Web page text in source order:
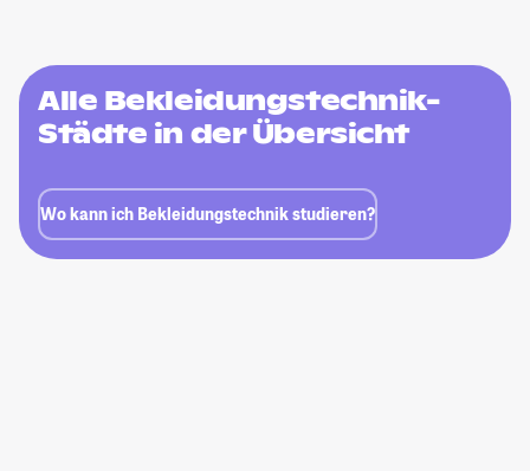
Alle Bekleidungstechnik-
Städte in der Übersicht
Wo kann ich Bekleidungstechnik studieren?